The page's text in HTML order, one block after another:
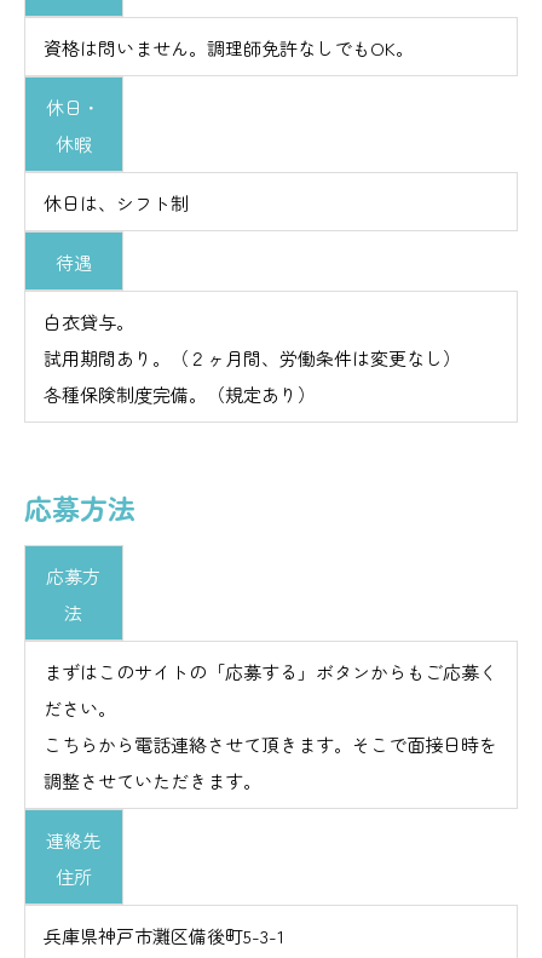
資格は問いません。調理師免許なしでもOK。
休日・
休暇
休日は、シフト制
待遇
白衣貸与。
試用期間あり。（２ヶ月間、労働条件は変更なし）
各種保険制度完備。（規定あり）
応募方法
応募方
法
まずはこのサイトの「応募する」ボタンからもご応募く
ださい。
こちらから電話連絡させて頂きます。そこで面接日時を
調整させていただきます。
連絡先
住所
兵庫県神戸市灘区備後町5-3-1